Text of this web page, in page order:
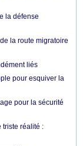
la défense
la route migratoire
liés
pour esquiver la
pour la sécurité
triste réalité :